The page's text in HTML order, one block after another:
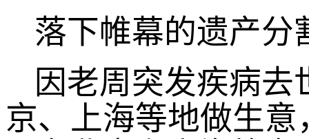
落下帷幕的遗产分
因老周突发疾病
京、上海等地做生